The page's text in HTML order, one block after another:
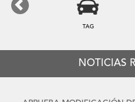
Previous
NOTICIAS